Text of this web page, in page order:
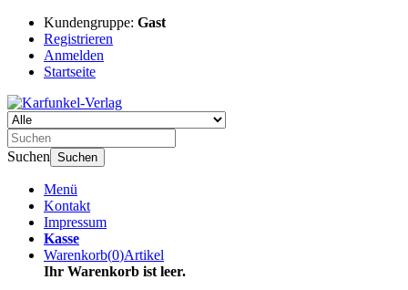
Kundengruppe: Gast
Registrieren
Anmelden
Startseite
Suchen Suchen
Menü
Kontakt
Impressum
Kasse
Warenkorb(0)Artikel
Ihr Warenkorb ist leer.